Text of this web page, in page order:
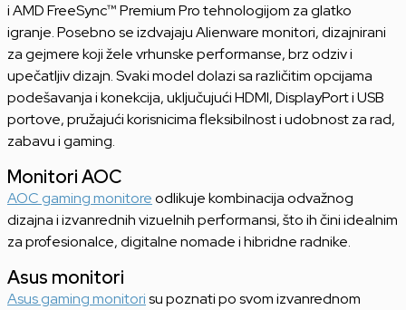
i AMD FreeSync™ Premium Pro tehnologijom za glatko
igranje. Posebno se izdvajaju Alienware monitori, dizajnirani
za gejmere koji žele vrhunske performanse, brz odziv i
upečatljiv dizajn. Svaki model dolazi sa različitim opcijama
podešavanja i konekcija, uključujući HDMI, DisplayPort i USB
portove, pružajući korisnicima fleksibilnost i udobnost za rad,
zabavu i gaming.
Monitori AOC
AOC gaming monitoreodlikuje kombinacija odvažnog
dizajna i izvanrednih vizuelnih performansi, što ih čini idealnim
za profesionalce, digitalne nomade i hibridne radnike.
Asus monitori
Asus gaming monitorisu poznati po svom izvanrednom